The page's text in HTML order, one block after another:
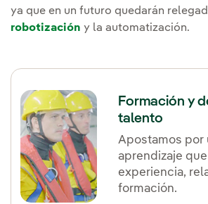
ya que en un futuro quedarán
robotización y la automatización.
Formación y
talento
Apostamos por
aprendizaje
experiencia,
formación.